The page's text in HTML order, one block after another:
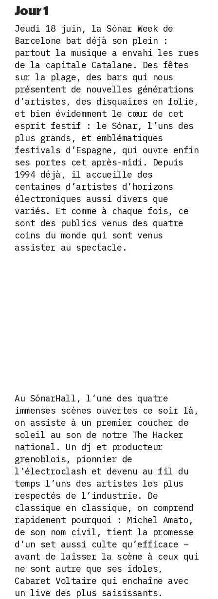
Jour 1
Jeudi 18 juin, la Sónar Week de
Barcelone bat déjà son plein :
partout la musique a envahi les rues
de la capitale Catalane. Des fêtes
sur la plage, des bars qui nous
présentent de nouvelles générations
d’artistes, des disquaires en folie,
et bien évidemment le cœur de cet
esprit festif : le Sónar, l’uns des
plus grands, et emblématiques
festivals d’Espagne, qui ouvre enfin
ses portes cet après-midi. Depuis
1994 déjà, il accueille des
centaines d’artistes d’horizons
électroniques aussi divers que
variés. Et comme à chaque fois, ce
sont des publics venus des quatre
coins du monde qui sont venus
assister au spectacle.
Au SónarHall, l’une des quatre
immenses scènes ouvertes ce soir là,
on assiste à un premier coucher de
soleil au son de notre The Hacker
national. Un dj et producteur
grenoblois, pionnier de
l’électroclash et devenu au fil du
temps l’uns des artistes les plus
respectés de l’industrie. De
classique en classique, on comprend
rapidement pourquoi : Michel Amato,
de son nom civil, tient la promesse
d’un set aussi culte qu’efficace –
avant de laisser la scène à ceux qui
ne sont autre que ses idoles,
Cabaret Voltaire qui enchaîne avec
un live des plus saisissants.